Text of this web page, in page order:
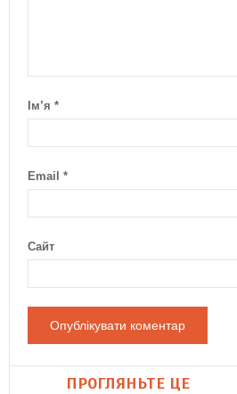
Ім’я *
Email *
Сайт
ПРОГЛЯНЬТЕ ЦЕ